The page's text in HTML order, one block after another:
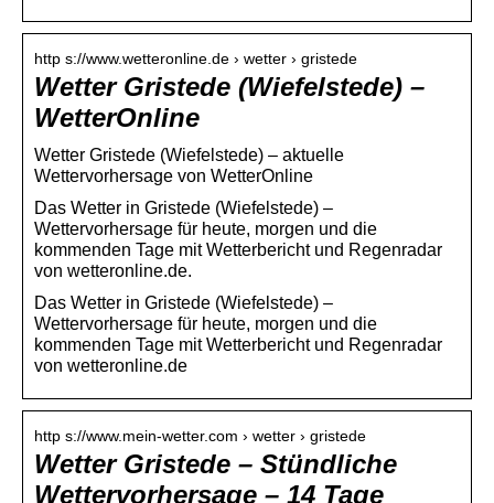
http s://www.wetteronline.de › wetter › gristede
Wetter Gristede (Wiefelstede) –
WetterOnline
Wetter Gristede (Wiefelstede) – aktuelle
Wettervorhersage von WetterOnline
Das Wetter in Gristede (Wiefelstede) –
Wettervorhersage für heute, morgen und die
kommenden Tage mit Wetterbericht und Regenradar
von wetteronline.de.
Das Wetter in Gristede (Wiefelstede) –
Wettervorhersage für heute, morgen und die
kommenden Tage mit Wetterbericht und Regenradar
von wetteronline.de
http s://www.mein-wetter.com › wetter › gristede
Wetter Gristede – Stündliche
Wettervorhersage – 14 Tage